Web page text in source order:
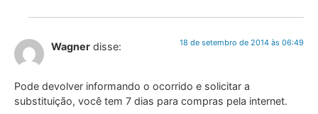
Wagner disse: 18 de setembro de 2014 às 06:49
Pode devolver informando o ocorrido e solicitar a
substituição, você tem 7 dias para compras pela internet.